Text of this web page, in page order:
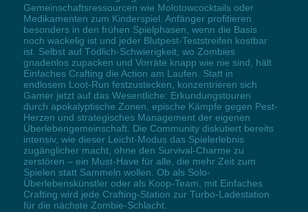
Gemeinschaftsressourcen wie Molotowcocktails oder
Medikamenten zum Kinderspiel. Anfänger profitieren
besonders in den frühen Spielphasen, wenn die Basis
noch wackelig ist und jeder Blutpest-Teststreifen kostbar
ist. Selbst auf Tödlich-Schwierigkeit, wo Zombies
gnadenlos zupacken und Vorräte knapp wie nie sind, hält
Einfaches Crafting die Action am Laufen. Statt in
endlosem Loot-Run festzustecken, konzentrieren sich
Gamer jetzt auf das Wesentliche: Erkundungstouren
durch apokalyptische Zonen, epische Kämpfe gegen Pest-
Herzen und strategisches Management der eigenen
Überlebengemeinschaft. Die Community diskutiert bereits
intensiv, wie dieser Leicht-Modus das Spielerlebnis
zugänglicher macht, ohne den Survival-Charme zu
zerstören – ein Must-Have für alle, die mehr Zeit zum
Spielen statt Sammeln wollen. Ob als Solo-
Überlebenskünstler oder als Koop-Team, mit Einfaches
Crafting wird jede Crafting-Station zur Turbo-Ladestation
für die nächste Zombie-Schlacht.